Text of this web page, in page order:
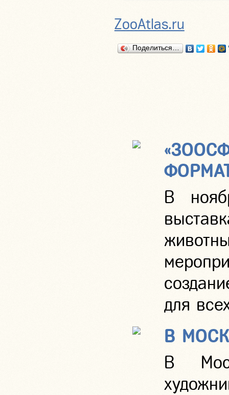
ZooAtlas.ru
Поделиться…
В
для
В
В